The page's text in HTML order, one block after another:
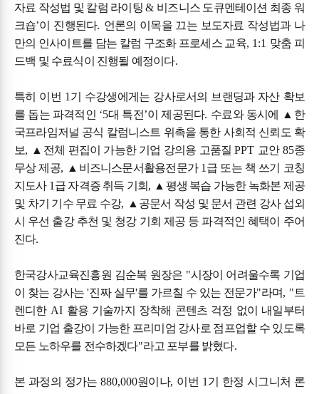
자료 작성법 및 칼럼 라이팅& 비즈니스 도큐멘테이션 최종 워
크숍’이 진행된다. 언론의 이목을 끄는 보도자료 작성법과 나
만의 인사이트를 담는 칼럼 구조화 프로세스 교육, 1:1 맞춤 피
드백 및 수료식이 진행될 예정이다.
특히 이번 1 기 수강생에게는 강사로서의 브랜딩과 자산 확보
를 돕는 파격적인 ‘5대 특전’이 제공된다. 수료와 동시에 ▲ 한
국프라임저널 공식 칼럼니스트 위촉을 통한 사회적 신뢰도 확
보, ▲ 전체 편집이 가능한 기업 강의용 고품질PPT 교안 85종
무상 제공, ▲ 비즈니스문서활용전문가 1 급 또는 책 쓰기 코칭
지도사 1 급 자격증 취득 기회 , ▲ 평생 복습 가능한 녹화본 제공
및 차기 기수 무료 수강, ▲ 공문서 작성 및 문서 관련 강사 섭외
시 우선 출강 추천 및 청강 기회 제공 등 파격적인 혜택이 주어
진다.
한국강사교육진흥원 김순복 원장은 "시장이 어려울수록 기업
이 찾는 강사는'진짜 실무'를 가르칠 수 있는 전문가"라며, " 트
렌디한 AI 활용 기술까지 장착해 콘텐츠 걱정 없이 내일부터
바로 기업 출강이 가능한 프리미엄 강사로 점프업할 수 있도록
모든 노하우를 전수하겠다"라고 포부를 밝혔다.
본 과정의 정가는880,000원이나, 이번 1 기 한정 시그니처 론